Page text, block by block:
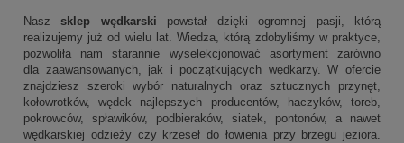
Naszsklep wędkarski powstał dzięki ogromnej pasji, którą
realizujemy już od wielu lat. Wiedza, którą zdobyliśmy w praktyce,
pozwoliła nam starannie wyselekcjonować asortyment zarówno
dla zaawansowanych, jak i początkujących wędkarzy. W ofercie
znajdziesz szeroki wybór naturalnych oraz sztucznych przynęt,
kołowrotków, wędek najlepszych producentów, haczyków, toreb,
pokrowców, spławików, podbieraków, siatek, pontonów, a nawet
wędkarskiej odzieży czy krzeseł do łowienia przy brzegu jeziora.